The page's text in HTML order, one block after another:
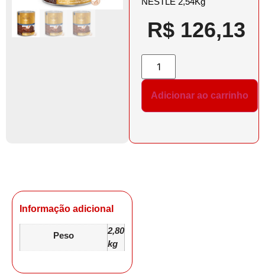
R$ 126,13
Adicionar ao carrinho
Informação adicional
Peso
2,80
kg